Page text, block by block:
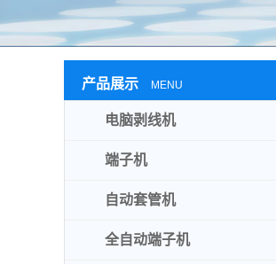
产品展示 MENU
电脑剥线机
端子机
自动套管机
全自动端子机